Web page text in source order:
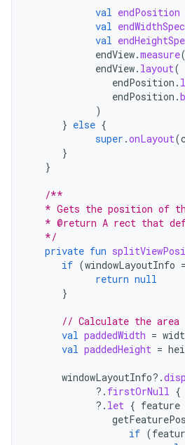
val endPosition
val endWidthSpec
val
endView.measure(
endView. layout(
endPosition .
endPosition .
)
} else {
super .onLayout(
}
}
/**
* Gets the position of
* @return A rect that
   */
private fun
if (windowLayoutInfo
return null
}
// Calculate the
val paddedWidth =
val paddedHeight =
windowLayoutInfo?.
?. firstOrNull {
?. let { feature
if (